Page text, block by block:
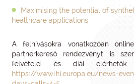
Maximising the potential of
healthcare applications
A felhívásokra vonatkozóan
partnerkereső rendezvényt is
felvételei és diái elérhetők
https://www.ihi.europa.eu/news-